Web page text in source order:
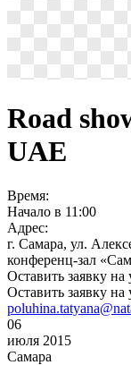
Road
UAE
Время:
Начало в 11:00
Адрес:
г. Самара, ул.
конференц-зал
Оставить заявку на
Оставить заявку на
06
июля 2015
Самара